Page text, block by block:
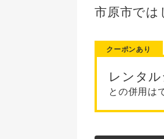
市原市では
クーポンあり
レンタ
との併用は